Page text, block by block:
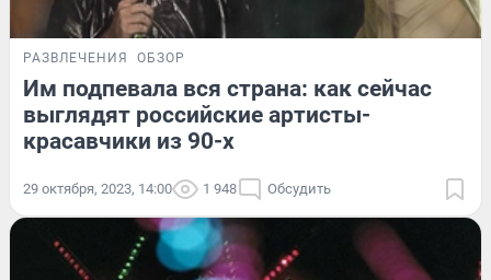
РАЗВЛЕЧЕНИЯ ОБЗОР
Им подпевала вся страна: как сейчас
выглядят российские артисты-
красавчики из 90-х
29 октября, 2023, 14:00 1 948 Обсудить